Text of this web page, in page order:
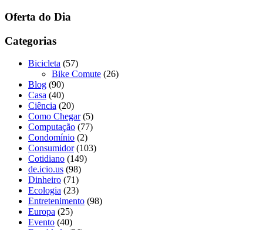
Oferta do Dia
Categorias
Bicicleta (57)
Bike Comute (26)
Blog (90)
Casa (40)
Ciência (20)
Como Chegar(5)
Computação (77)
Condomínio (2)
Consumidor(103)
Cotidiano (149)
de.icio.us (98)
Dinheiro (71)
Ecologia (23)
Entretenimento (98)
Europa (25)
Evento (40)